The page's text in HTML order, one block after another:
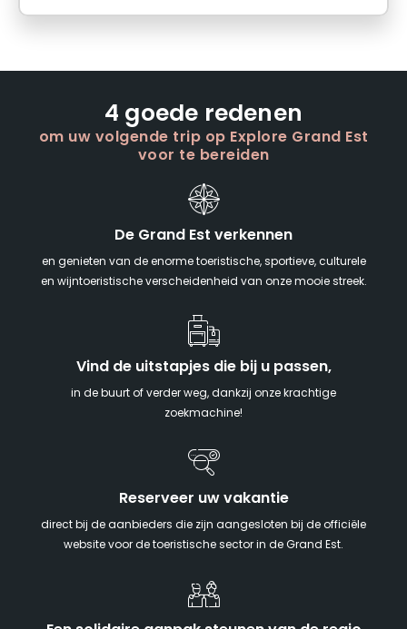
4 goede redenen
om uw volgende trip op Explore Grand Est
voor te bereiden
De Grand Est verkennen
en genieten van de enorme toeristische, sportieve, culturele
en wijntoeristische verscheidenheid van onze mooie streek.
Vind de uitstapjes die bij u passen,
in de buurt of verder weg, dankzij onze krachtige
zoekmachine!
Reserveer uw vakantie
direct bij de aanbieders die zijn aangesloten bij de officiële
website voor de toeristische sector in de Grand Est.